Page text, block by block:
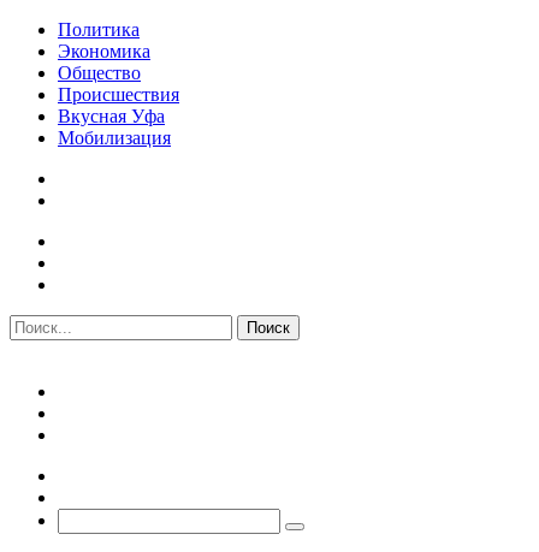
Политика
Экономика
Общество
Происшествия
Вкусная Уфа
Мобилизация